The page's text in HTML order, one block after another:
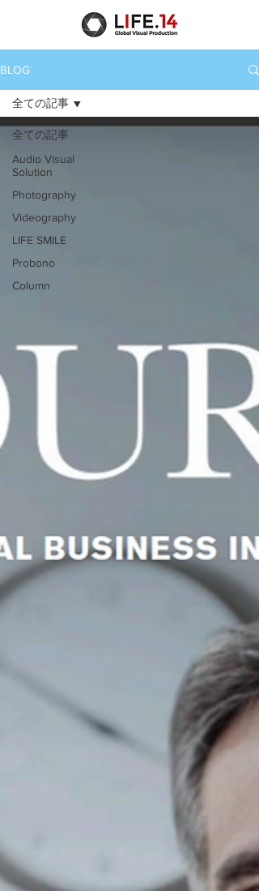
BLOG
全ての記事
Audio Visual
Solution
Photography
Videography
LIFE SMILE
Probono
Column
全ての記事